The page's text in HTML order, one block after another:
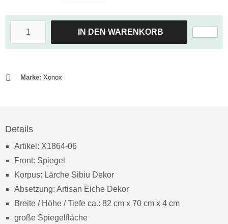
IN DEN WARENKORB
Marke: Xonox
Details
Artikel: X1864-06
Front: Spiegel
Korpus: Lärche Sibiu Dekor
Absetzung: Artisan Eiche Dekor
Breite / Höhe / Tiefe ca.: 82 cm x 70 cm x 4 cm
große Spiegelfläche